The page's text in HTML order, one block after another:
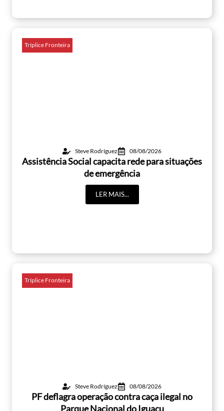
Tríplice Fronteira
Steve Rodríguez 08/08/2026
Assistência Social capacita rede para situações
de emergência
LER MAIS...
Tríplice Fronteira
Steve Rodríguez 08/08/2026
PF deflagra operação contra caça ilegal no
Parque Nacional do Iguaçu